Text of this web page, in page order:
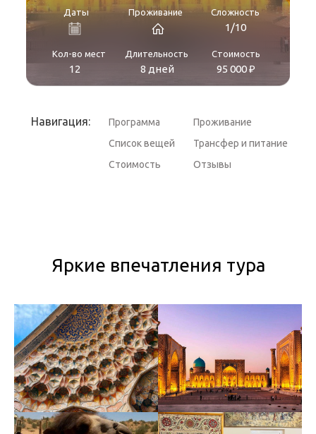
Даты Проживание Сложность
Кол-во мест Длительность
1/10
12 8 дней
Стоимость
95 000 ₽
Навигация: Программа
Проживание
Трансфер и питание
Список вещей
Стоимость
Отзывы
Яркие впечатления тура